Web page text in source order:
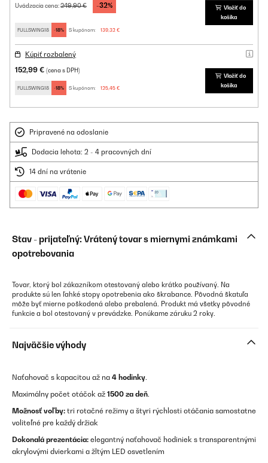
Uvádzacia cena:249,90 € -32%
FULLSWING18 -18% S kupónom: 139,32 €
Vložiť do
košíka
Kúpiť rozbalený
152,99 € (cena s DPH)
FULLSWING18 -18% S kupónom: 125,45 €
Vložiť do
košíka
Pripravené na odoslanie
Dodacia lehota: 2 - 4 pracovných dní
14 dní na vrátenie
Stav - prijateľný: Vrátený tovar s miernymi známkami
opotrebovania
Tovar, ktorý bol zákazníkom otestovaný alebo krátko používaný. Na
produkte sú len ľahké stopy opotrebenia ako škrabance. Pôvodná škatuľa
môže byť mierne poškodená alebo prebalená. Produkt má všetky pôvodné
funkcie a bol otestovaný v prevádzke. Ponúkame záruku 2 roky.
Najväčšie výhody
Naťahovač s kapacitou až na 4 hodinky.
Maximálny počet otáčok až 1500 za deň.
Možnosť voľby: tri rotačné režimy a štyri rýchlosti otáčania samostatne
voliteľné pre každý držiak
Dokonalá prezentácia: elegantný naťahovač hodiniek s transparentnými
akrylovými dvierkami a žltým LED osvetlením